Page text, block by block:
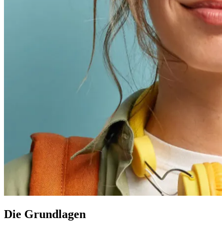
Die Grundlagen